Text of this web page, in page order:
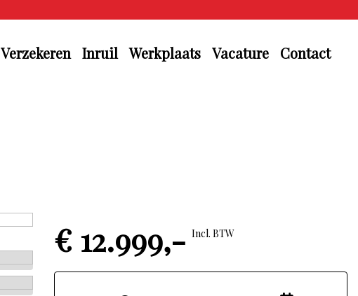
Verzekeren Inruil Werkplaats Vacature Contact
€ 12.999,- Incl. BTW